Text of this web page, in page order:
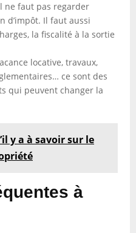
ne faut pas regarder
d’impôt. Il faut aussi
la fiscalité à la sortie
locative, travaux,
ce sont des
qui peuvent changer la
y a à savoir sur le
à